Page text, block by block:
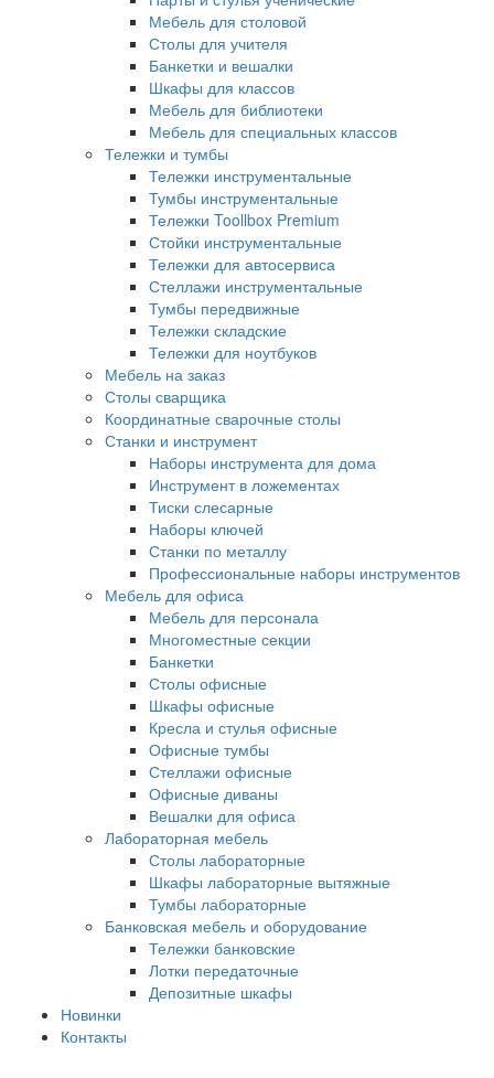
Мебель для столовой
Столы для учителя
Банкетки и вешалки
Шкафы для классов
Мебель для библиотеки
Мебель для специальных классов
Тележки и тумбы
Тележки инструментальные
Тумбы инструментальные
Тележки Toollbox Premium
Стойки инструментальные
Тележки для автосервиса
Стеллажи инструментальные
Тумбы передвижные
Тележки складские
Тележки для ноутбуков
Мебель на заказ
Столы сварщика
Координатные сварочные столы
Станки и инструмент
Наборы инструмента для дома
Инструмент в ложементах
Тиски слесарные
Наборы ключей
Станки по металлу
Профессиональные наборы инструментов
Мебель для офиса
Мебель для персонала
Многоместные секции
Банкетки
Столы офисные
Шкафы офисные
Кресла и стулья офисные
Офисные тумбы
Стеллажи офисные
Офисные диваны
Вешалки для офиса
Лабораторная мебель
Столы лабораторные
Шкафы лабораторные вытяжные
Тумбы лабораторные
Банковская мебель и оборудование
Тележки банковские
Лотки передаточные
Депозитные шкафы
Новинки
Контакты